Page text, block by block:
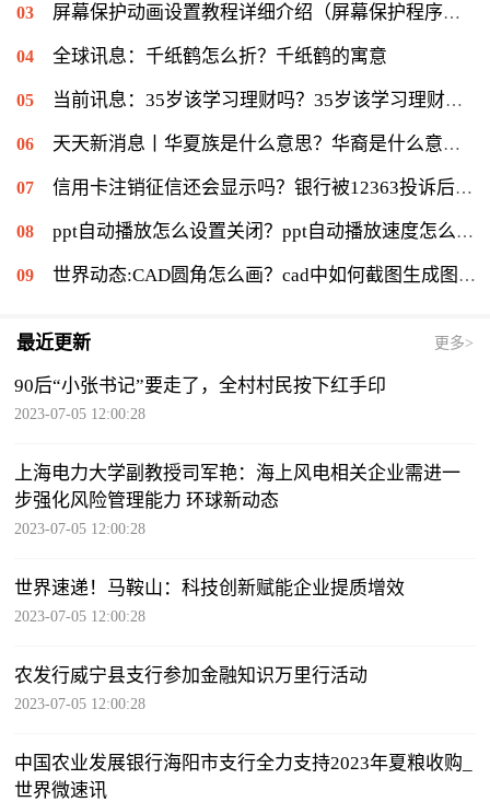
屏幕保护动画设置教程详细介绍（屏幕保护程序等待时间怎么设置）|当前速读
全球讯息：千纸鹤怎么折？千纸鹤的寓意
当前讯息：35岁该学习理财吗？35岁该学习理财会不会太迟？
天天新消息丨华夏族是什么意思？华裔是什么意思：华侨在侨居国生下的子女
信用卡注销征信还会显示吗？银行被12363投诉后果是什么？|环球通讯
ppt自动播放怎么设置关闭？ppt自动播放速度怎么调慢？ 世界报资讯
世界动态:CAD圆角怎么画？cad中如何截图生成图片？
最近更新 更多>
90后“小张书记”要走了，全村村民按下红手印
2023-07-05 12:00:28
上海电力大学副教授司军艳：海上风电相关企业需进一
步强化风险管理能力 环球新动态
2023-07-05 12:00:28
世界速递！马鞍山：科技创新赋能企业提质增效
2023-07-05 12:00:28
农发行威宁县支行参加金融知识万里行活动
2023-07-05 12:00:28
中国农业发展银行海阳市支行全力支持2023年夏粮收购_
世界微速讯